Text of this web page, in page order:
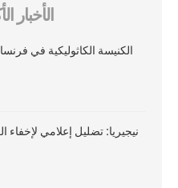
الأخبار
الكنيسة الكاثوليكية في فرنسا
نيجيريا: تضليل إعلامي